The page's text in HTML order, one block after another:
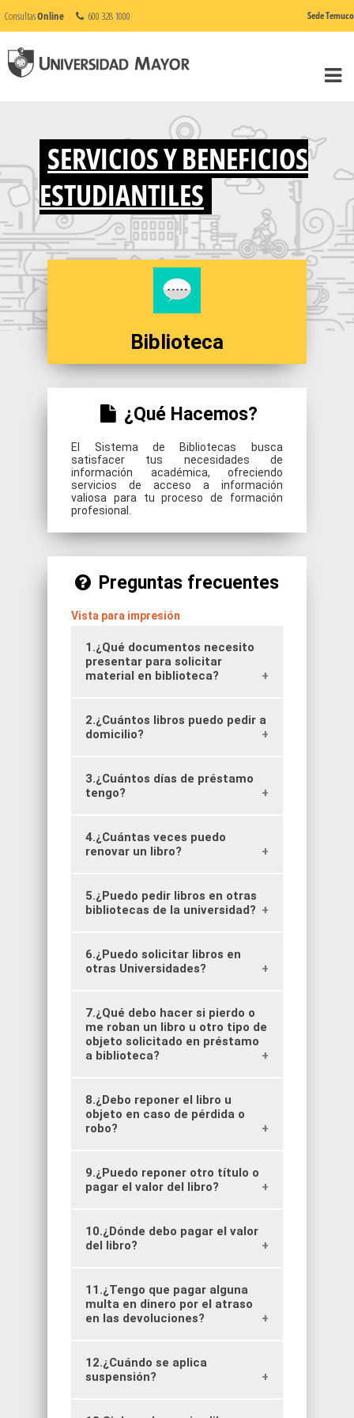
ConsultasOnline 600 328 1000 Sede Temuco
SERVICIOS Y BENEFICIOS
ESTUDIANTILES
Biblioteca
¿Qué Hacemos?
El Sistema de Bibliotecas busca
satisfacer tus necesidades de
información académica, ofreciendo
servicios de acceso a información
valiosa para tu proceso de formación
profesional.
Preguntas frecuentes
Vista para impresión
1.¿Qué documentos necesito
presentar para solicitar
material en biblioteca?
Para solicitar material necesitas
traer uno de estos documentos:
2.¿Cuántos libros puedo pedir a
domicilio?
Puedes solicitar hasta 5 libros a
domicilio.
3.¿Cuántos días de préstamo
tengo?
Los días de préstamo a domicilio
dependen del tipo de colección:
4.¿Cuántas veces puedo
renovar un libro?
Puedes renovar solo una vez en
línea (enlace “Mis Préstamos”) o
5.¿Puedo pedir libros en otras
bibliotecas de la universidad?
Sí, puedes pedir libros en otras
bibliotecas y debes devolverlos en
6.¿Puedo solicitar libros en
otras Universidades?
Sí, mediante nuestro convenio de
préstamo interbibliotecario (PIB).
Consultar en la sección PIB de este
portal.
7.¿Qué debo hacer si pierdo o
me roban un libro u otro tipo de
objeto solicitado en préstamo
a biblioteca?
Debes dar aviso inmediatamente a
la jefa de biblioteca de tu campus.
8.¿Debo reponer el libro u
objeto en caso de pérdida o
robo?
Sí. De acuerdo con el Reglamento,
los usuarios de SIBUM son
responsables del préstamo; por lo
9.¿Puedo reponer otro título o
pagar el valor del libro?
Esta situación solo se aplicará en
caso de que el título no se
el valor a pagar.
10.¿Dónde debo pagar el valor
del libro?
La jefa de biblioteca te informará
cuando esté habilitado el enlace
para realizar el pago en línea.
11.¿Tengo que pagar alguna
multa en dinero por el atraso
en las devoluciones?
No. La sanción es la suspensión
temporal del servicio de préstamo.
12.¿Cuándo se aplica
suspensión?